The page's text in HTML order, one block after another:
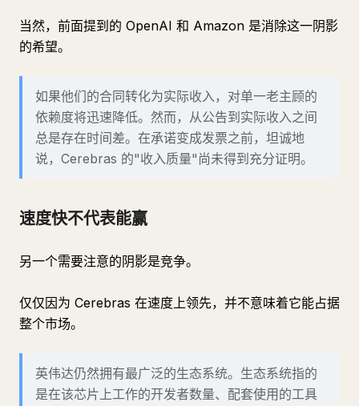
当然，前面提到的 OpenAI 和 Amazon 是消除这一阴影
的希望。
如果他们的合同转化为实际收入，对单一老主顾的
依赖度将迅速降低。然而，从公告到实际收入之间
总是存在时间差。在承诺变成发票之前，坦诚地
说，Cerebras 的"收入质量"尚未得到充分证明。
速度快不代表能赢
另一个需要注意的阴影是竞争。
仅仅因为 Cerebras 在速度上领先，并不意味着它能占据
整个市场。
英伟达仍然拥有最广泛的生态系统。生态系统指的
是在该芯片上工作的开发者数量、配套使用的工具